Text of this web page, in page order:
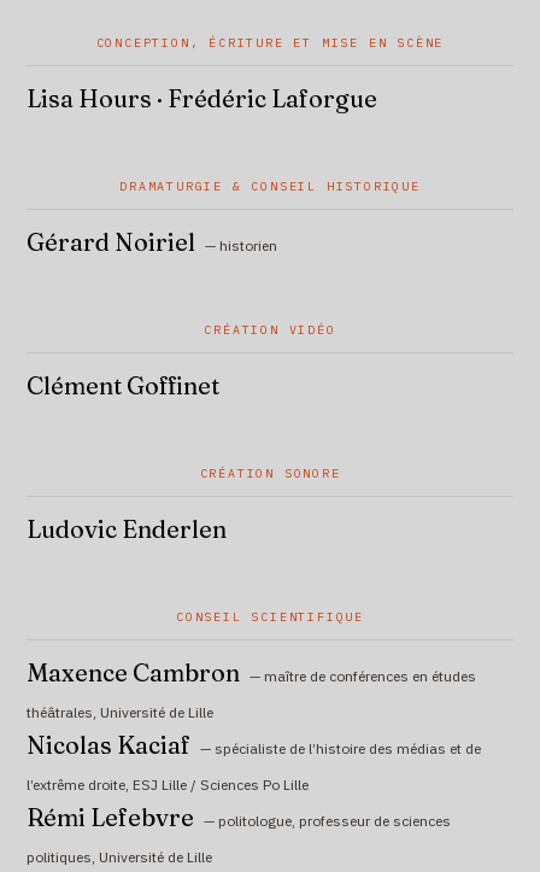
CONCEPTION, ÉCRITURE ET MISE EN SCÈNE
Lisa Hours · Frédéric Laforgue
DRAMATURGIE & CONSEIL HISTORIQUE
Gérard Noiriel — historien
CRÉATION VIDÉO
Clément Goffinet
CRÉATION SONORE
Ludovic Enderlen
CONSEIL SCIENTIFIQUE
Maxence Cambron
— maître de conférences en études
théâtrales, Université de Lille
Nicolas Kaciaf
— spécialiste de l’histoire des médias et de
l’extrême droite, ESJ Lille / Sciences Po Lille
Rémi Lefebvre
— politologue, professeur de sciences
politiques, Université de Lille